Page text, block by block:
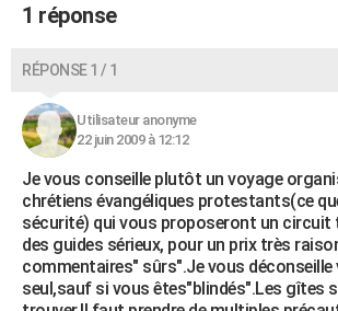
CARTE DE VOEUX
Carte de Noël
Carte Bonne année
Carte Saint-Valentin
Carte Pâques
Carte d'anniversaire
DICTIONNAIRE
Dictionnaire
Biographies
Citations
Expressions
Proverbes
PROGRAMME TV
COPAINS D'AVANT
S'inscrire
Se connecter
Lycées
Collèges
Primaires
Universités
Entreprises
Service militaire
Avis de recherche
AVIS DE DÉCÈS
FORUM
Bricolage
Lifestyle
Culture
Television
Voyage
Cinema
1 réponse
RÉPONSE 1 / 1
Utilisateur anonyme
22 juin 2009 à 12:12
Je vous conseille plutôt un voyage
chrétiens évangéliques protestants(ce
sécurité) qui vous proposeront un circuit
des guides sérieux, pour un prix très
commentaires" sûrs".Je vous déconseille
seul,sauf si vous êtes"blindés".Les gîtes